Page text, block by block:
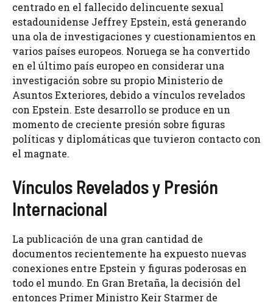
centrado en el fallecido delincuente sexual
estadounidense Jeffrey Epstein, está generando
una ola de investigaciones y cuestionamientos en
varios países europeos. Noruega se ha convertido
en el último país europeo en considerar una
investigación sobre su propio Ministerio de
Asuntos Exteriores, debido a vínculos revelados
con Epstein. Este desarrollo se produce en un
momento de creciente presión sobre figuras
políticas y diplomáticas que tuvieron contacto con
el magnate.
Vínculos Revelados y Presión
Internacional
La publicación de una gran cantidad de
documentos recientemente ha expuesto nuevas
conexiones entre Epstein y figuras poderosas en
todo el mundo. En Gran Bretaña, la decisión del
entonces Primer Ministro Keir Starmer de